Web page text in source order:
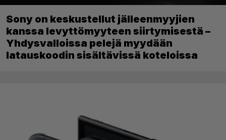
Sony on keskustellut jälleenmyyjien
kanssa levyttömyyteen siirtymisestä –
Yhdysvalloissa pelejä myydään
latauskoodin sisältävissä koteloissa